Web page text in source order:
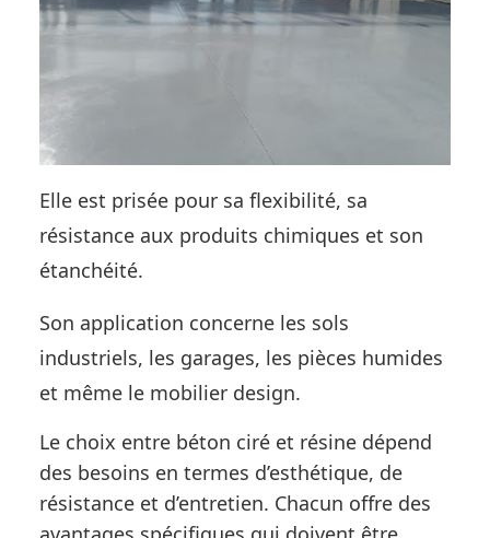
Elle est prisée pour sa flexibilité, sa
résistance aux produits chimiques et son
étanchéité.
Son application concerne les sols
industriels, les garages, les pièces humides
et même le mobilier design.
Le choix entre béton ciré et résine dépend
des besoins en termes d’esthétique, de
résistance et d’entretien. Chacun offre des